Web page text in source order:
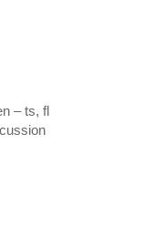
– ts, fl